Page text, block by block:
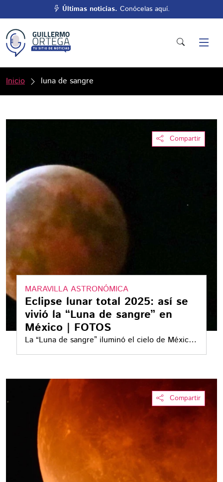
Últimas noticias. Conócelas aquí.
Inicio luna de sangre
Compartir
MARAVILLA ASTRONÓMICA
Eclipse lunar total 2025: así se
vivió la “Luna de sangre” en
México | FOTOS
La “Luna de sangre” iluminó el cielo de México
durante la madrugada del 14 de marzo, en un
vista
Compartir